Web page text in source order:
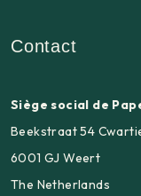
Contact
Siège social de
Beekstraat 54
6001 GJ Weert
The Netherlands